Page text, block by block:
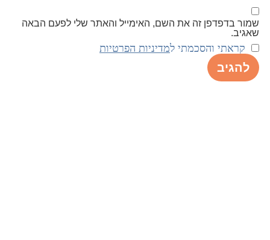
שמור בדפדפן זה את השם, האימייל והאתר שלי לפעם הבאה
שאגיב.
קראתי והסכמתי למדיניות הפרטיות